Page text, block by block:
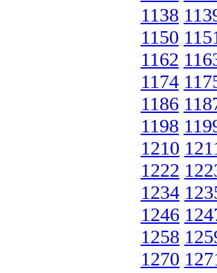
1138
1150
1162
1174
1186
1198
1210
1222
1234
1246
1258
1270